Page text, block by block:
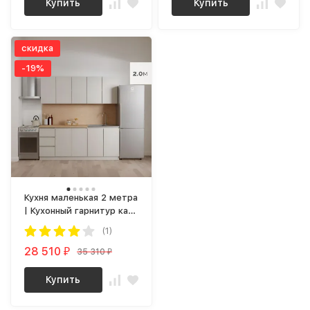
Купить Купить
скидка
-19%
Кухня маленькая 2 метра
| Кухонный гарнитур как
IKEA mori 2 м ЛДСП
сатин
(1)
28 510₽ 35 310₽
Купить